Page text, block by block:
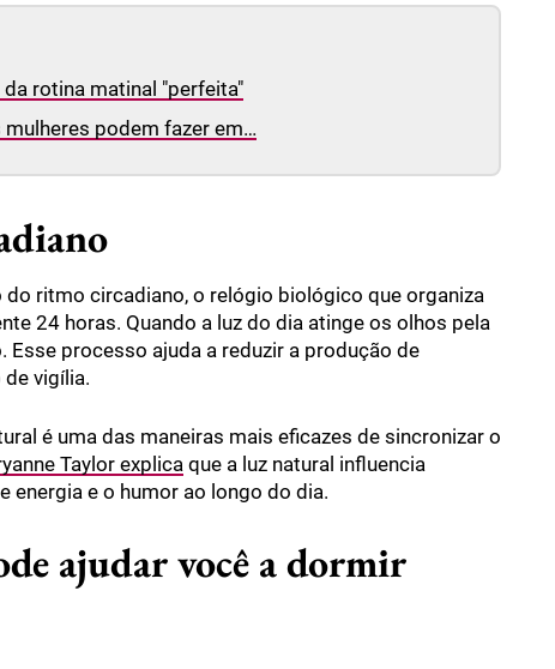
rotina matinal "perfeita"
podem fazer em…
ritmo circadiano, o relógio biológico que organiza
24 horas. Quando a luz do dia atinge os olhos pela
Esse processo ajuda a reduzir a produção de
vigília.
é uma das maneiras mais eficazes de sincronizar o
Taylor explica que a luz natural influencia
energia e o humor ao longo do dia.
ajudar você a dormir